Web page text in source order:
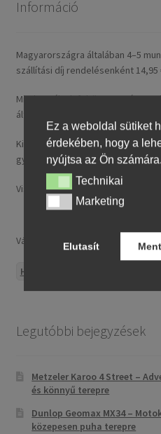
Információ
Magyarországra általában 4–5
szállítási díj rendelésenként 14,95
Minden nálunk feltüntetett ár
általános forgalmi adót (ÁFA).
Kizárólag új, folyó gyártásból
gyártású termékeket kínálunk.
Visa, MasterCard, Google Pay,
Választ:
HUF
Legutóbbi bejegyzések
Metzeler Karoo 4 Street –
és könnyű terepre
Dunlop Geomax MX34 –
közepesen puha terepre
Ez a weboldal sütiket
érdekében, hogy a
nyújtsa az Ön számára.
TechnikaiTechnikai
MarketingMarketing
Elutasít